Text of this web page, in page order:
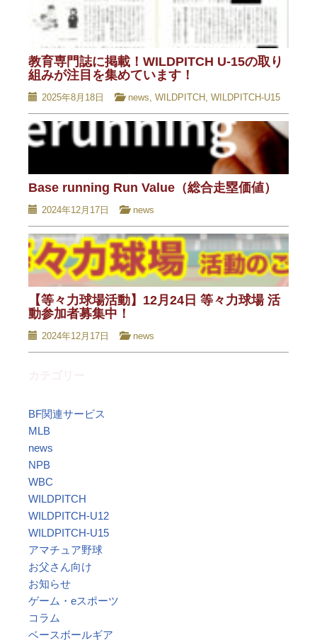
教育専門誌に掲載！WILDPITCH U-15の取り
組みが注目を集めています！
2025年8月18日 news WILDPITCH WILDPITCH-U15
Base running Run Value（総合走塁価値）
2024年12月17日 news
【等々力球場活動】12月24日 等々力球場 活
動参加者募集中！
2024年12月17日 news
BF関連サービス
MLB
news
NPB
WBC
WILDPITCH
WILDPITCH-U12
WILDPITCH-U15
アマチュア野球
お父さん向け
お知らせ
ゲーム・eスポーツ
コラム
ベースボールギア